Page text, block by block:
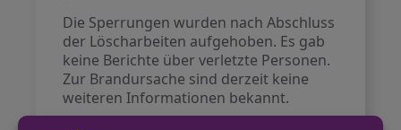
Die Sperrungen wurden nach Abschluss
der Löscharbeiten aufgehoben. Es gab
keine Berichte über verletzte Personen.
Zur Brandursache sind derzeit keine
weiteren Informationen bekannt.